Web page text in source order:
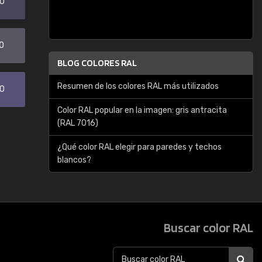
BLOG COLORES RAL
Resumen de los colores RAL más utilizados
Color RAL popular en la imagen: gris antracita
(RAL 7016)
¿Qué color RAL elegir para paredes y techos
blancos?
Buscar color RAL